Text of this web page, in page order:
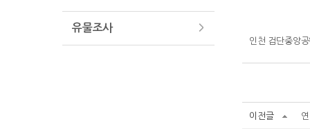
유물조사
인천 검단중앙
이전글